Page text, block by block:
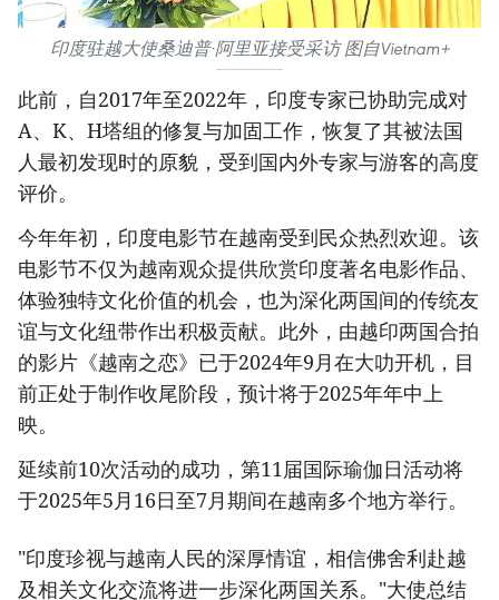
印度驻越大使桑迪普·阿里亚接受采访 图自Vietnam+
此前，自2017年至2022年，印度专家已协助完成对
A、K、H塔组的修复与加固工作，恢复了其被法国
人最初发现时的原貌，受到国内外专家与游客的高度
评价。
今年年初，印度电影节在越南受到民众热烈欢迎。该
电影节不仅为越南观众提供欣赏印度著名电影作品、
体验独特文化价值的机会，也为深化两国间的传统友
谊与文化纽带作出积极贡献。此外，由越印两国合拍
的影片《越南之恋》已于2024年9月在大叻开机，目
前正处于制作收尾阶段，预计将于2025年年中上
映。
延续前10次活动的成功，第11届国际瑜伽日活动将
于2025年5月16日至7月期间在越南多个地方举行。
"印度珍视与越南人民的深厚情谊，相信佛舍利赴越
及相关文化交流将进一步深化两国关系。"大使总结